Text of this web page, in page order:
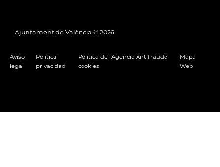
Ajuntament de València © 2026
Aviso
legal
Política
privacidad
Política de
cookies
Agencia Antifraude
Mapa
Web